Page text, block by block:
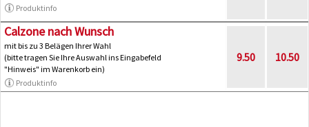
Produktinfo
Calzone nach Wunsch
mit bis zu 3 Belägen Ihrer Wahl
(bitte tragen Sie Ihre Auswahl ins Eingabefeld
"Hinweis" im Warenkorb ein)
Produktinfo
9.50 10.50